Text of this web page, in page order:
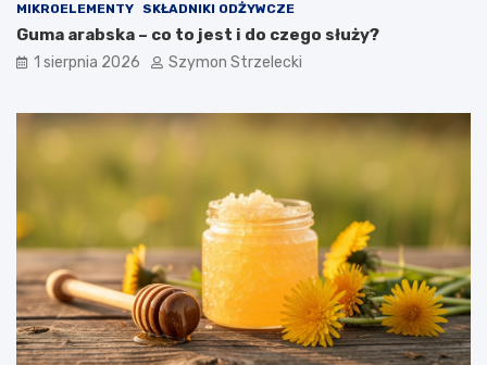
MIKROELEMENTY SKŁADNIKI ODŻYWCZE
Guma arabska – co to jest i do czego służy?
1 sierpnia 2026 Szymon Strzelecki